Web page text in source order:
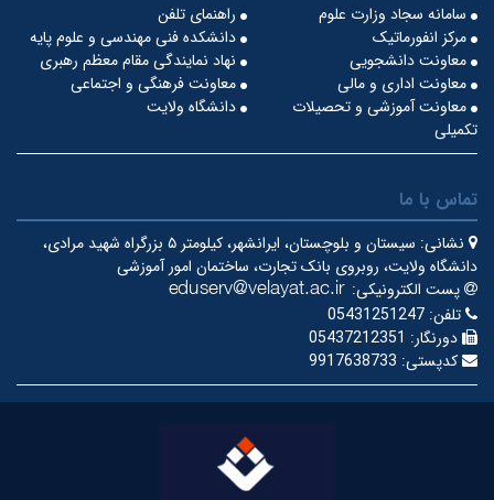
راهنمای تلفن
سامانه سجاد وزارت علوم
دانشکده فنی مهندسی و علوم پایه
مرکز انفورماتیک
نهاد نمایندگی مقام معظم رهبری
معاونت دانشجویی
معاونت فرهنگی و اجتماعی
معاونت اداری و مالی
دانشگاه ولایت
معاونت آموزشی و تحصیلات
تکمیلی
تماس با ما
نشانی:
سیستان و بلوچستان، ایرانشهر، کیلومتر ۵ بزرگراه شهید مرادی،
دانشگاه ولایت، روبروی بانک تجارت، ساختمان امور آموزشی
پست الکترونیکی:
تلفن: 05431251247
دورنگار: 05437212351
کدپستی: 9917638733